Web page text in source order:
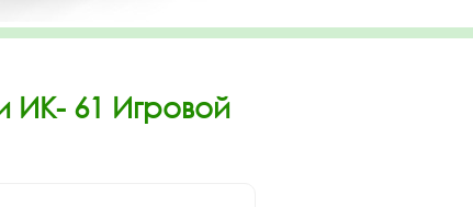
ИК- 61 Игровой